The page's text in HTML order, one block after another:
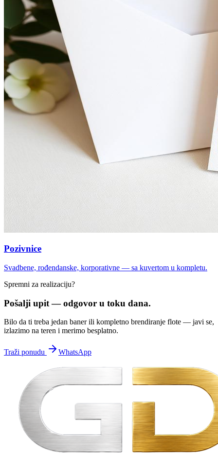
Pozivnice
Svadbene, rođendanske, korporativne — sa kuvertom u kompletu.
Spremni za realizaciju?
Pošalji upit —odgovor u toku dana.
Bilo da ti treba jedan baner ili kompletno brendiranje flote — javi se,
izlazimo na teren i merimo besplatno.
Traži ponudu WhatsApp